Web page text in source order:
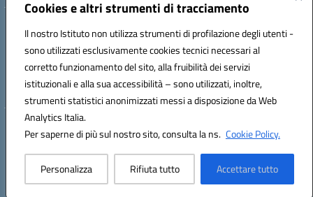
Cookies e altri strumenti di tracciamento
Il nostro Istituto non utilizza strumenti di profilazione degli utenti -
sono utilizzati esclusivamente cookies tecnici necessari al
corretto funzionamento del sito, alla fruibilità dei servizi
istituzionali e alla sua accessibilità – sono utilizzati, inoltre,
strumenti statistici anonimizzati messi a disposizione da Web
Analytics Italia.
Per saperne di più sul nostro sito, consulta la ns. Cookie Policy.
Personalizza Rifiuta tutto Accettare tutto
ISTITUTO ISTRUZIONE SUPERIORE ANGELO ROTH
Codice fiscale: 80004310902 Codice meccanografico: SSIS019006
Telefono: 079951627
Mail: SSIS019006@istruzione.it PEC: SSIS019006@pec.istruzione.it
Hosting & Powered by 3D Solution S.r.l.
Concept & Design by Designers Italia